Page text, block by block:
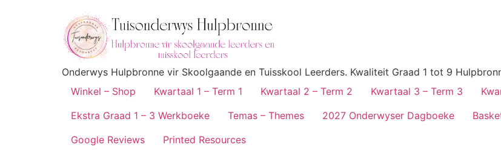
Onderwys Hulpbronne vir Skoolgaande en Tuisskool Leerders. Kwaliteit Graad 1 tot 9
Winkel – Shop
Kwartaal 1 – Term 1 Kwartaal 2 – Term 2 Kwartaal 3 – Term 3
Ekstra Graad 1 – 3 Werkboeke
Temas – Themes 2027 Onderwyser Dagboeke
Google Reviews
Printed Resources